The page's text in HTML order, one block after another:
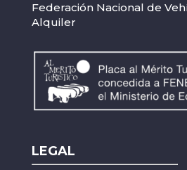
Federación Nacional de
Alquiler
LEGAL